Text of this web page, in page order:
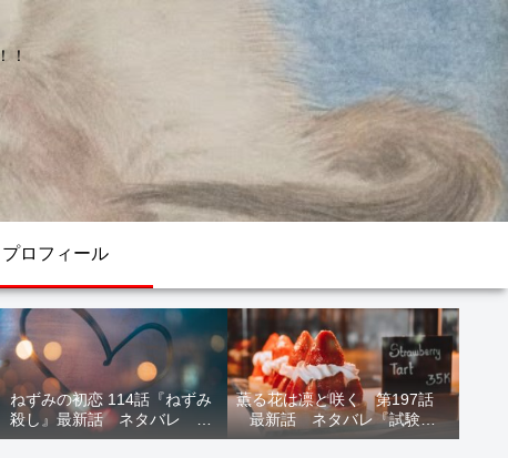
！
プロフィール
ねずみの初恋 114話『ねずみ
殺し』最新話 ネタバレ 水
鳥死亡 鯆を殺すか
薫る花は凛と咲く 第197話
最新話 ネタバレ『試験結
果』